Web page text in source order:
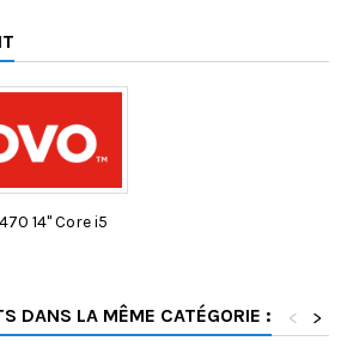
14" Core i5
DANS LA MÊME CATÉGORIE : >
<
Offerte